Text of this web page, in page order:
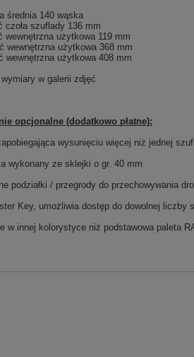
średnia 140 wąska
czoła szuflady 136 mm
wewnętrzna użytkowa 119 mm
wewnętrzna użytkowa 368 mm
wewnętrzna użytkowa 408 mm
wymiary w galerii zdjęć
opcjonalne (dodatkowo płatne):
wysunięciu więcej niż jednej
wykonany ze sklejki o gr. 40 mm
podziałki / przegrody do przechowywania
Key, umożliwia dostęp do dowolnej
w innej kolorystyce niż podstawowa paleta